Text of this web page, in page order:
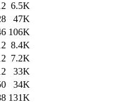
6.5K
47K
106K
8.4K
7.2K
33K
34K
131K